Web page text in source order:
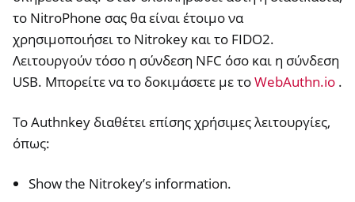
navigation of Nitrokey FIDO2
navigation of Nitrokey HSM 2
navigation of Nitrokey Start
navigation of Nitrokey Storage 2
το NitroPhone σας θα είναι έτοιμο να
χρησιμοποιήσει το Nitrokey και το FIDO2.
Λειτουργούν τόσο η σύνδεση NFC όσο και η σύνδεση
USB. Μπορείτε να το δοκιμάσετε με τοWebAuthn.io .
Το Authnkey διαθέτει επίσης χρήσιμες λειτουργίες,
όπως:
Show the Nitrokey’s information.